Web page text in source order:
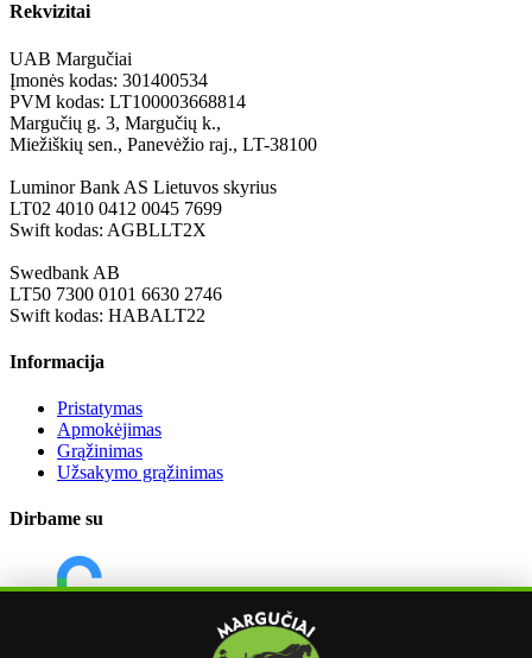
Rekvizitai
UAB Margučiai
Įmonės kodas: 301400534
PVM kodas: LT100003668814
Margučių g. 3, Margučių k.,
Miežiškių sen., Panevėžio raj., LT-38100
Luminor Bank AS Lietuvos skyrius
LT02 4010 0412 0045 7699
Swift kodas: AGBLLT2X
Swedbank AB
LT50 7300 0101 6630 2746
Swift kodas: HABALT22
Informacija
Pristatymas
Apmokėjimas
Grąžinimas
Užsakymo grąžinimas
Dirbame su